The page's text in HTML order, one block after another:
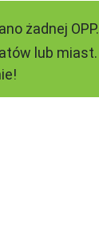
żadnej OPP.
lub miast.